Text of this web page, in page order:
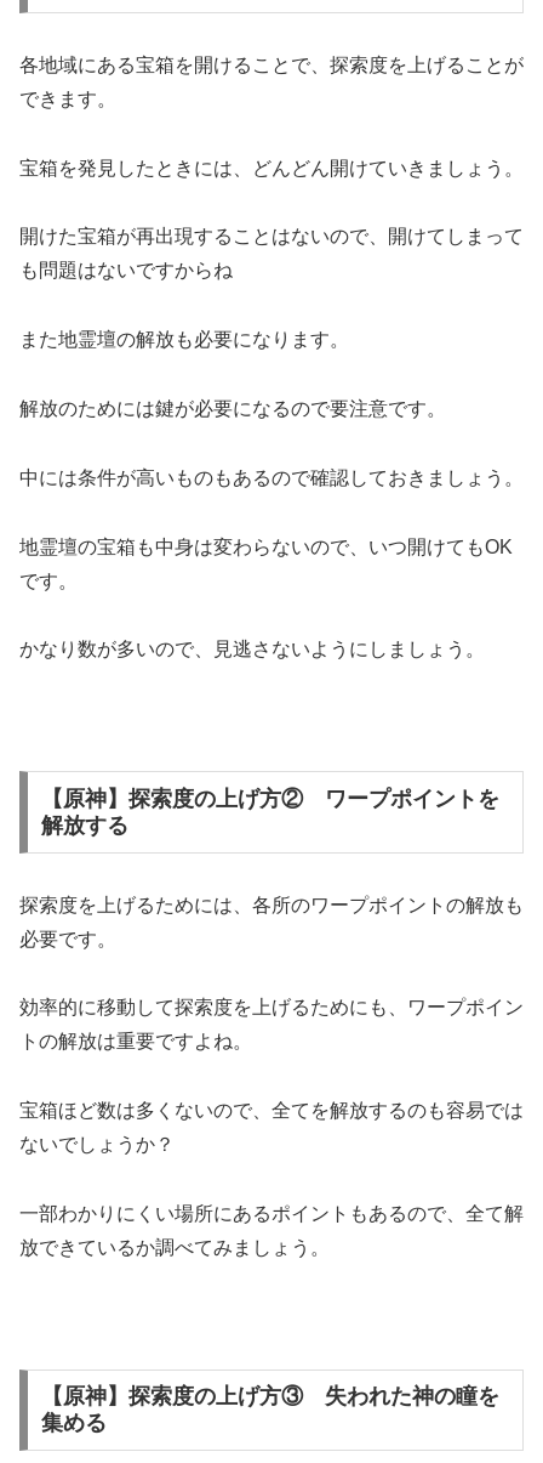
各地域にある宝箱を開けることで、探索度を上げることが
できます。
宝箱を発見したときには、どんどん開けていきましょう。
開けた宝箱が再出現することはないので、開けてしまって
も問題はないですからね
また地霊壇の解放も必要になります。
解放のためには鍵が必要になるので要注意です。
中には条件が高いものもあるので確認しておきましょう。
地霊壇の宝箱も中身は変わらないので、いつ開けてもOK
です。
かなり数が多いので、見逃さないようにしましょう。
【原神】探索度の上げ方② ワープポイントを
解放する
探索度を上げるためには、各所のワープポイントの解放も
必要です。
効率的に移動して探索度を上げるためにも、ワープポイン
トの解放は重要ですよね。
宝箱ほど数は多くないので、全てを解放するのも容易では
ないでしょうか？
一部わかりにくい場所にあるポイントもあるので、全て解
放できているか調べてみましょう。
【原神】探索度の上げ方③ 失われた神の瞳を
集める